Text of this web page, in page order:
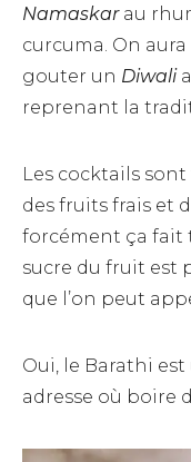
Namaskarau
curcuma. On
gouter un Diwali
reprenant la
Les cocktails
des fruits frais et
forcément ça fait
sucre du fruit est
que l’on peut
Oui, le Barathi
adresse où boire